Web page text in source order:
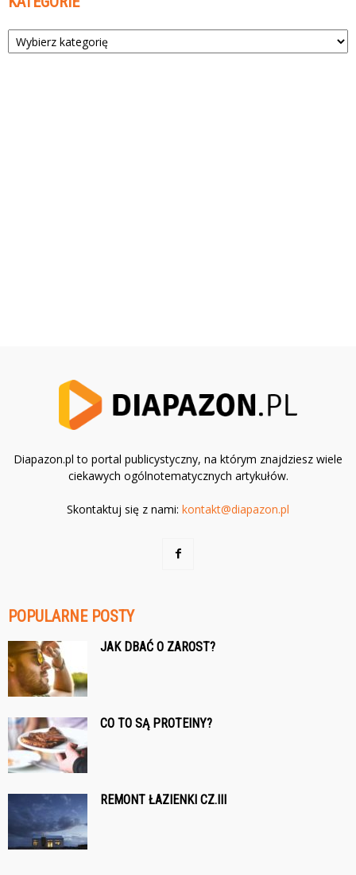
Kategorie
Diapazon.pl to portal publicystyczny, na którym znajdziesz wiele
ciekawych ogólnotematycznych artykułów.
Skontaktuj się z nami: kontakt@diapazon.pl
POPULARNE POSTY
JAK DBAĆ O ZAROST?
CO TO SĄ PROTEINY?
REMONT ŁAZIENKI CZ.III